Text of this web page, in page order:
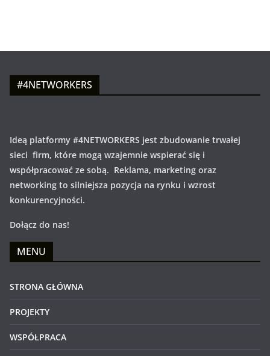
#4NETWORKERS
Ideą platformy #4NETWORKERS jest zbudowanie trwałej
sieci firm, które mogą wzajemnie wspierać się i
współpracować ze sobą. Reklama, marketing oraz
networking to silniejsza pozycja na rynku i wzrost
konkurencyjności.
Dołącz do nas!
MENU
STRONA GŁÓWNA
PROJEKTY
WSPÓŁPRACA